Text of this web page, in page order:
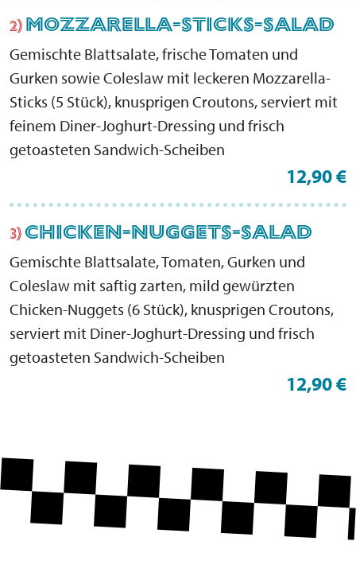
2) MOZZARELLA-STICKS-SALAD
Gemischte Blattsalate, frische Tomaten und
Gurken sowie Coleslaw mit leckeren Mozzarella-
Sticks (5 Stück), knusprigen Croutons, serviert mit
feinem Diner-Joghurt-Dressing und frisch
getoasteten Sandwich-Scheiben
12,90 €
3)CHICKEN-NUGGETS-SALAD
Gemischte Blattsalate, Tomaten, Gurken und
Coleslaw mit saftig zarten, mild gewürzten
Chicken-Nuggets (6 Stück), knusprigen Croutons,
serviert mit Diner-Joghurt-Dressing und frisch
getoasteten Sandwich-Scheiben
12,90 €